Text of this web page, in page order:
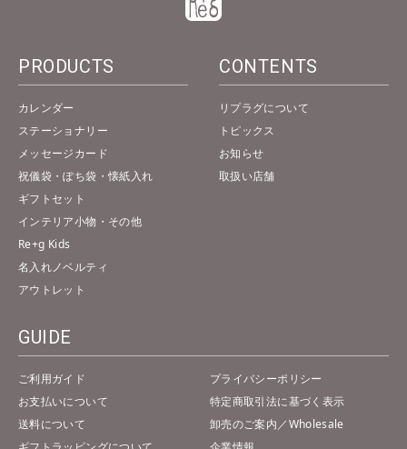
PRODUCTS
カレンダー
ステーショナリー
メッセージカード
祝儀袋・ぽち袋・懐紙入れ
ギフトセット
インテリア小物・その他
Re+g Kids
名入れノベルティ
アウトレット
CONTENTS
リプラグについて
トピックス
お知らせ
取扱い店舗
GUIDE
ご利用ガイド
お支払いについて
送料について
プライバシーポリシー
特定商取引法に基づく表示
卸売のご案内／Wholesale